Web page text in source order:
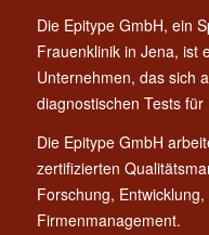
Die Epitype GmbH, ein
Frauenklinik in Jena, ist
Unternehmen, das sich
diagnostischen Tests
Die Epitype GmbH
zertifizierten
Forschung,
Firmenmanagement.